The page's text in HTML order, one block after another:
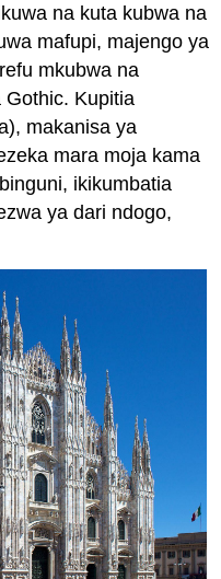
na kuta kubwa na
mafupi, majengo ya
mkubwa na
Gothic. Kupitia
makanisa ya
mara moja kama
ikikumbatia
ya dari ndogo,